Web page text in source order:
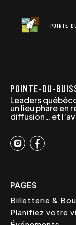
POINTE-
POINTE-DU-
Leaders
un lieu phare en
diffusion… et
PAGES
Billetterie &
Planifiez votre